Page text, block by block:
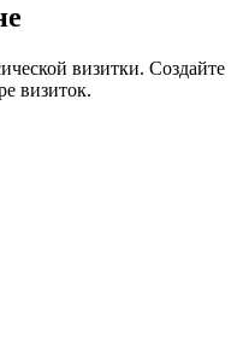
визитки. Создайте
визиток.